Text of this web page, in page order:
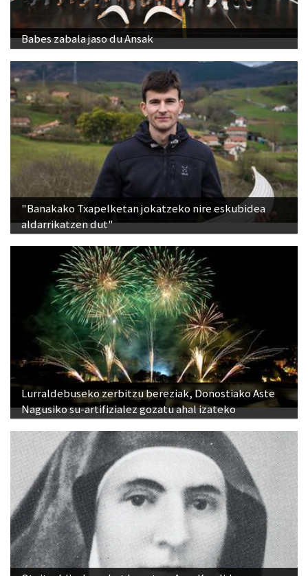
Babes zabala jaso du Ansak
"Banakako Txapelketan jokatzeko nire eskubidea
aldarrikatzen dut"
Lurraldebuseko zerbitzu bereziak, Donostiako Aste
Nagusiko su-artifizialez gozatu ahal izateko